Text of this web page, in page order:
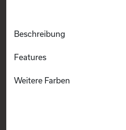
Beschreibung
Features
Weitere Farben